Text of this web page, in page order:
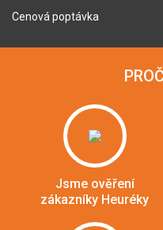
Cenová poptávka
Jsme ověření
zákazníky Heuréky